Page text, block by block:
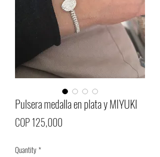
Pulsera medalla en plata y MIYUKI
COP 125,000
Quantity*